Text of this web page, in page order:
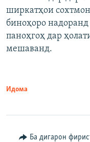
ширкатҳои
биноҳоро
паноҳгоҳ дар
мешаванд.
Идома
Ба дигарон